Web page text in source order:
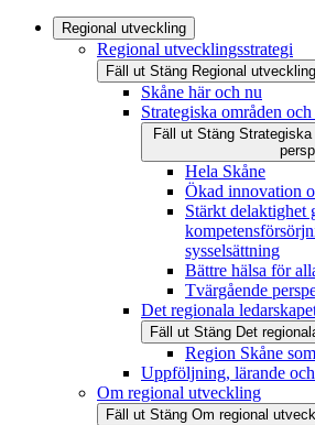
Regional utveckling
Regional utvecklingsstrategi
Fäll ut Stäng Regional
Skåne här och nu
Strategiska områden
Fäll ut Stäng Strategiska
Hela Skåne
Ökad innovation
Stärkt delaktighet
sysselsättning
Bättre hälsa för
Tvärgående
Det regionala
Fäll ut Stäng Det
Region Skåne
Uppföljning, lärande
Om regional utveckling
Fäll ut Stäng Om regional